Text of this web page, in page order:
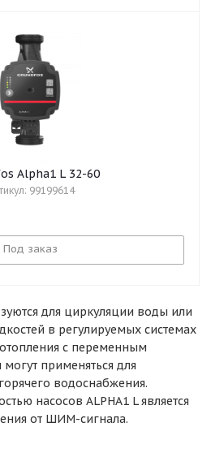
Alpha1 L 32-60
99199614
Под заказ
для циркуляции воды или
в регулируемых системах
с переменным
применяться для
водоснабжения.
насосов ALPHA1 L является
от ШИМ-сигнала.